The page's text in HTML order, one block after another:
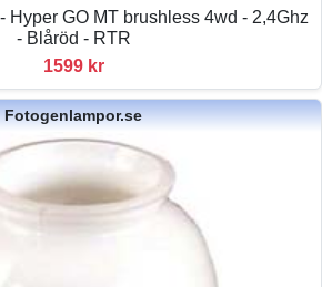
Hyper GO MT brushless 4wd - 2,4Ghz
- Blåröd - RTR
1599 kr
Fotogenlampor.se